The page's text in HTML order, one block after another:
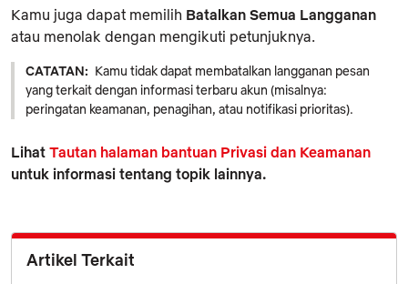
Kamu juga dapat memilih Batalkan Semua Langganan
atau menolak dengan mengikuti petunjuknya.
CATATAN: Kamu tidak dapat membatalkan langganan pesan
yang terkait dengan informasi terbaru akun (misalnya:
peringatan keamanan, penagihan, atau notifikasi prioritas).
Lihat Tautan halaman bantuan Privasi dan Keamanan
untuk informasi tentang topik lainnya.
Artikel Terkait